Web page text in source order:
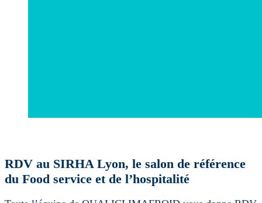
RDV au SIRHA Lyon, le salon de référence
du Food service et de l’hospitalité